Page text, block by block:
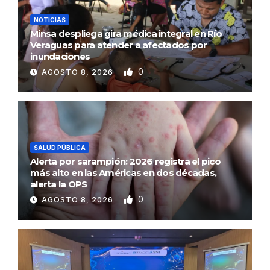
NOTICIAS
Minsa despliega gira médica integral en Río
Veraguas para atender a afectados por
inundaciones
AGOSTO 8, 2026 0
SALUD PÚBLICA
Alerta por sarampión: 2026 registra el pico
más alto en las Américas en dos décadas,
alerta la OPS
AGOSTO 8, 2026 0